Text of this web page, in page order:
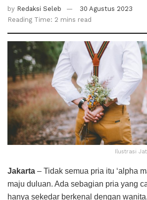
by Redaksi Seleb
30 Agustus 2023
Reading Time: 2 mins read
Ilustrasi
Jakarta – Tidak semua pria itu ‘alpha
maju duluan. Ada sebagian pria yang
hanya sekedar berkenal dengan